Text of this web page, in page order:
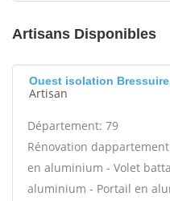
Artisans Disponibles
Ouest isolation
Artisan
Département: 79
Rénovation
en aluminium - Volet
aluminium - Portail en